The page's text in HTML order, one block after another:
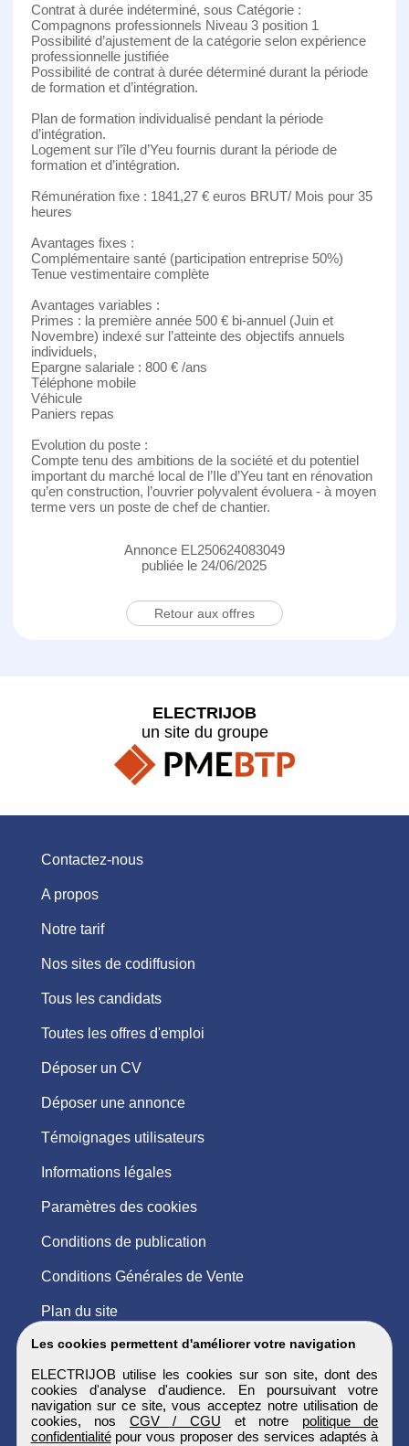
Contrat à durée indéterminé, sous Catégorie :
Compagnons professionnels Niveau 3 position 1
Possibilité d’ajustement de la catégorie selon expérience
professionnelle justifiée
Possibilité de contrat à durée déterminé durant la période
de formation et d’intégration.
Plan de formation individualisé pendant la période
d’intégration.
Logement sur l’île d’Yeu fournis durant la période de
formation et d’intégration.
Rémunération fixe : 1841,27 € euros BRUT/ Mois pour 35
heures
Avantages fixes :
Complémentaire santé (participation entreprise 50%)
Tenue vestimentaire complète
Avantages variables :
Primes : la première année 500 € bi-annuel (Juin et
Novembre) indexé sur l’atteinte des objectifs annuels
individuels,
Epargne salariale : 800 € /ans
Téléphone mobile
Véhicule
Paniers repas
Evolution du poste :
Compte tenu des ambitions de la société et du potentiel
important du marché local de l’Ile d’Yeu tant en rénovation
qu’en construction, l’ouvrier polyvalent évoluera - à moyen
terme vers un poste de chef de chantier.
Annonce EL250624083049
publiée le 24/06/2025
Retour aux offres
Les cookies permettent d'améliorer votre navigation
ELECTRIJOB utilise les cookies sur son site, dont des
cookies d'analyse d'audience. En poursuivant votre
navigation sur ce site, vous acceptez notre utilisation de
cookies, nos CGV / CGU et notre politique de
confidentialitépour vous proposer des services adaptés à
ELECTRIJOB
un site du groupe
Contactez-nous
A propos
Notre tarif
Nos sites de codiffusion
Tous les candidats
Toutes les offres d'emploi
Déposer un CV
Déposer une annonce
Témoignages utilisateurs
Informations légales
Paramètres des cookies
Conditions de publication
Conditions Générales de Vente
Plan du site